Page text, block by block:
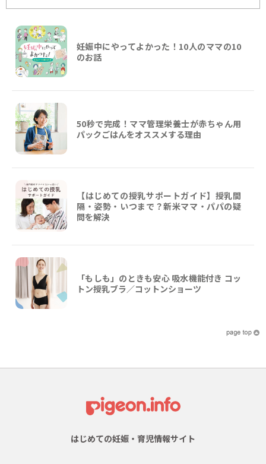
妊娠中にやってよかった！10人のママの10
のお話
50秒で完成！ママ管理栄養士が赤ちゃん用
パックごはんをオススメする理由
【はじめての授乳サポートガイド】授乳間
隔・姿勢・いつまで？新米ママ・パパの疑
問を解決
「もしも」のときも安心 吸水機能付き コッ
トン授乳ブラ／コットンショーツ
はじめての妊娠・育児情報サイト